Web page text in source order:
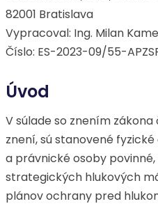
82001 Bratislava
Vypracoval: Ing. Milan
Číslo: ES-2023-09/55-
Úvod
V súlade so znením zákona
znení, sú stanovené
a právnické osoby
strategických hlukových
plánov ochrany pred